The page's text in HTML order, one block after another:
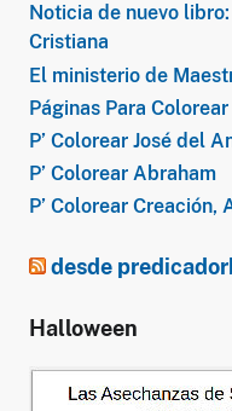
Noticia de nuevo
Cristiana
El ministerio de
Páginas Para
P’ Colorear José del
P’ Colorear Abraham
P’ Colorear Creación,
desde
Halloween